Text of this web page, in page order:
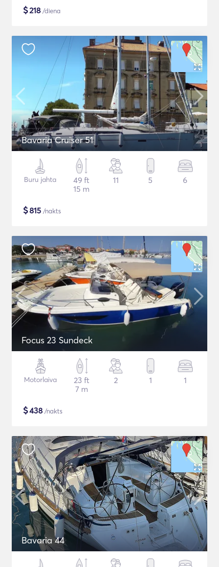
$218 /diena
Bavaria Cruiser 51
Buru jahta
49 ft
15 m
11 5 6
$815 /nakts
Focus 23 Sundeck
Motorlaiva
23 ft
7 m
2 1 1
$438 /nakts
Bavaria 44